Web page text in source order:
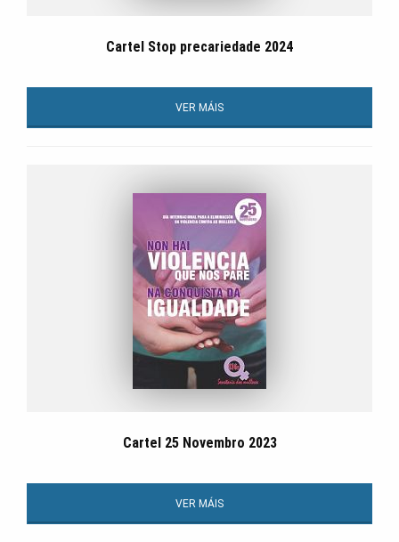
Cartel Stop precariedade 2024
VER MÁIS
Cartel 25 Novembro 2023
VER MÁIS